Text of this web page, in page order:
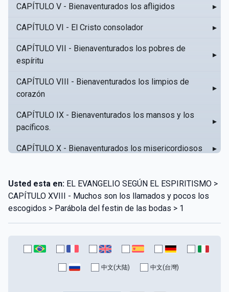
CAPÍTULO V - Bienaventurados los afligidos ▸
CAPÍTULO VI - El Cristo consolador ▸
CAPÍTULO VII - Bienaventurados los pobres de
espíritu
▸
CAPÍTULO VIII - Bienaventurados los limpios de
corazón
▸
CAPÍTULO IX - Bienaventurados los mansos y los
pacíficos.
▸
CAPÍTULO X - Bienaventurados los misericordiosos ▸
CAPÍTULO XII - Amad a vuestros enemigos
CAPÍTULO XIII - No sepa tu izquierda lo que hace tu
derecha
CAPÍTULO XIV - Honra a tu padre y a tu madre
CAPÍTULO XV - Sin caridad no hay salvación
Usted esta en: EL EVANGELIO SEGÚN EL ESPIRITISMO >
CAPÍTULO XVIII - Muchos son los llamados y pocos los
escogidos > Parábola del festin de las bodas > 1
中文(大陆) 中文(台灣)